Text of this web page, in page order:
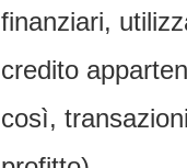
finanziari,
credito
così,